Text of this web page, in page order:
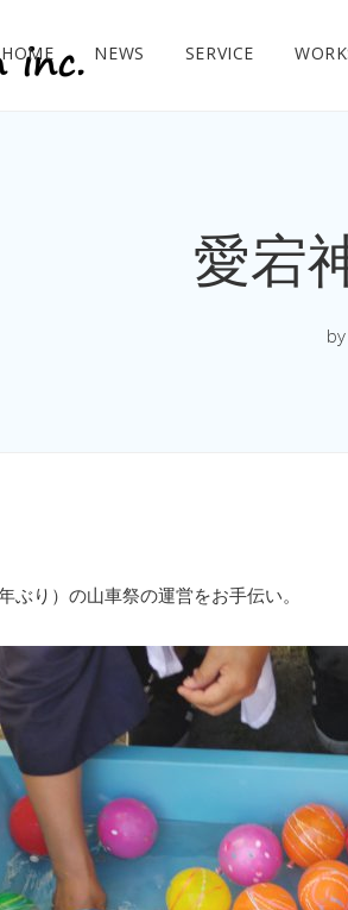
HOME NEWS SERVICE
愛宕
り）の山車祭の運営をお手伝い。